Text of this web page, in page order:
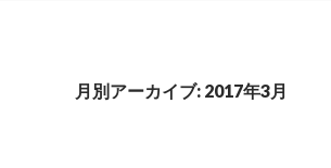
月別アーカイブ: 2017年3月